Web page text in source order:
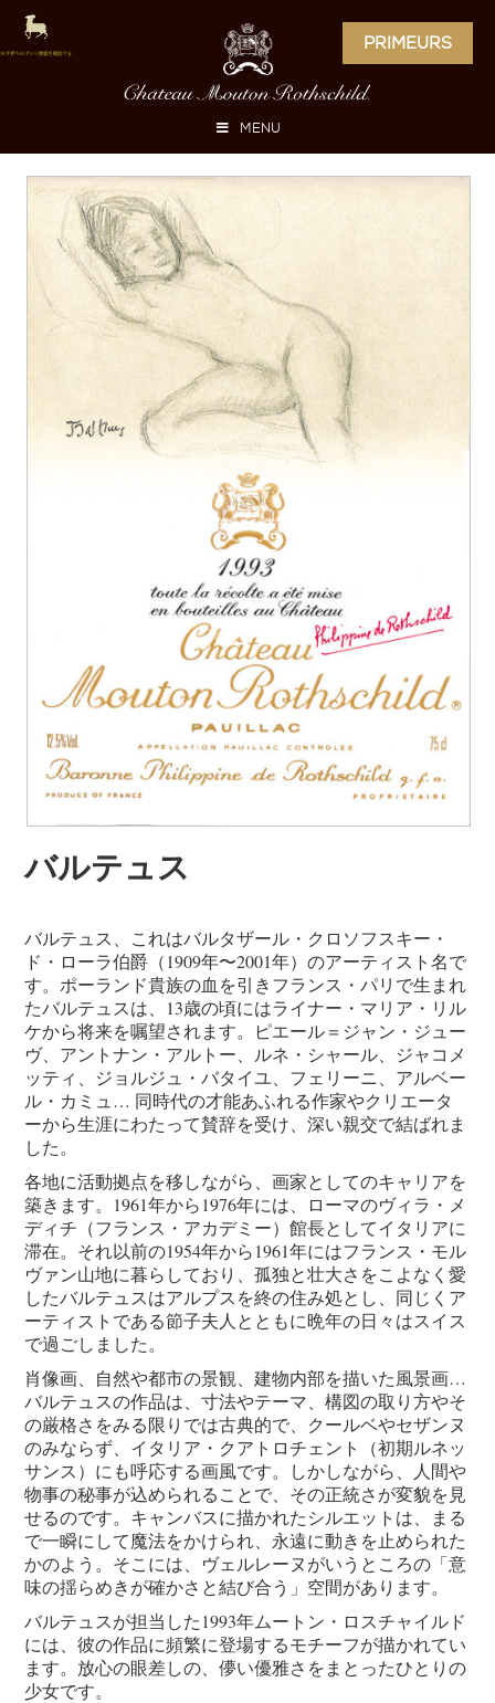
PRIMEURS
MENU
バルテュス
バルテュス、これはバルタザール・クロソフスキー・
ド・ローラ伯爵（1909年〜2001年）のアーティスト名で
す。ポーランド貴族の血を引きフランス・パリで生まれ
たバルテュスは、13歳の頃にはライナー・マリア・リル
ケから将来を嘱望されます。ピエール＝ジャン・ジュー
ヴ、アントナン・アルトー、ルネ・シャール、ジャコメ
ッティ、ジョルジュ・バタイユ、フェリーニ、アルベー
ル・カミュ… 同時代の才能あふれる作家やクリエータ
ーから生涯にわたって賛辞を受け、深い親交で結ばれま
した。
各地に活動拠点を移しながら、画家としてのキャリアを
築きます。1961年から1976年には、ローマのヴィラ・メ
ディチ（フランス・アカデミー）館長としてイタリアに
滞在。それ以前の1954年から1961年にはフランス・モル
ヴァン山地に暮らしており、孤独と壮大さをこよなく愛
したバルテュスはアルプスを終の住み処とし、同じくア
ーティストである節子夫人とともに晩年の日々はスイス
で過ごしました。
肖像画、自然や都市の景観、建物内部を描いた風景画…
バルテュスの作品は、寸法やテーマ、構図の取り方やそ
の厳格さをみる限りでは古典的で、クールベやセザンヌ
のみならず、イタリア・クアトロチェント（初期ルネッ
サンス）にも呼応する画風です。しかしながら、人間や
物事の秘事が込められることで、その正統さが変貌を見
せるのです。キャンバスに描かれたシルエットは、まる
で一瞬にして魔法をかけられ、永遠に動きを止められた
かのよう。そこには、ヴェルレーヌがいうところの「意
味の揺らめきが確かさと結び合う」空間があります。
バルテュスが担当した1993年ムートン・ロスチャイルド
には、彼の作品に頻繁に登場するモチーフが描かれてい
ます。放心の眼差しの、儚い優雅さをまとったひとりの
少女です。